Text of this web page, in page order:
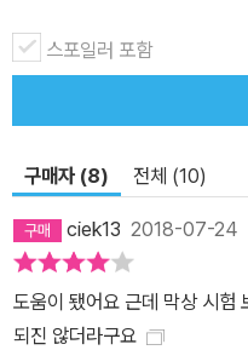
성에 필수적인 ‘돌발 주제와 롤플레이’
모든 문제에 대한 ‘유형별 공략법’ 제공 ⑤ ‘주제별 답
표현 사전’ 수록
스포일러 포함
구매자 (8) 전체 (10)
ciek13 2018-07-24
도움이 됐어요 근데 막상 시험
되진 않더라구요